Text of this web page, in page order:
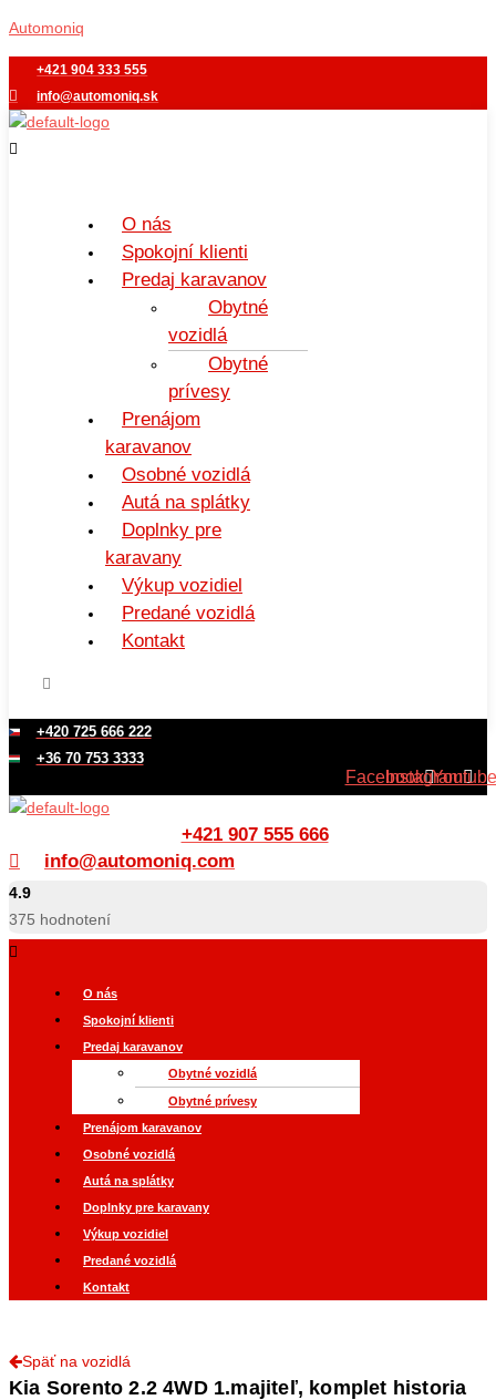
na
obsah
Automoniq
+421 904 333 555
info@automoniq.sk
O nás
Spokojní klienti
Predaj karavanov
Obytné
vozidlá
Obytné
prívesy
Prenájom
karavanov
Osobné vozidlá
Autá na splátky
Doplnky pre
karavany
Výkup vozidiel
Predané vozidlá
Kontakt
+420 725 666 222
+36 70 753 3333
FacebookInstagramYoutube
+421 907 555 666
info@automoniq.com
4.9
375 hodnotení
Menu
O nás
Spokojní klienti
Predaj karavanov
Obytné vozidlá
Obytné prívesy
Prenájom karavanov
Osobné vozidlá
Autá na splátky
Doplnky pre karavany
Výkup vozidiel
Predané vozidlá
Kontakt
Späť na vozidlá
Kia Sorento 2.2 4WD 1.majiteľ, komplet historia